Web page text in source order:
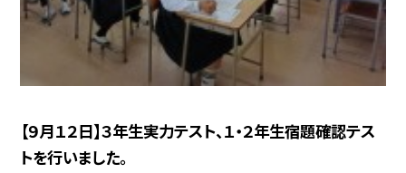
【９月１２日】３年生実力テスト、１・２年生宿題確認テス
トを行いました。